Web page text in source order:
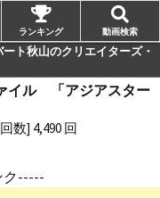
ート秋山のクリエイターズ・
イル 「アジアスター
数] 4,490 回
ク-----
ランキング 動画検索